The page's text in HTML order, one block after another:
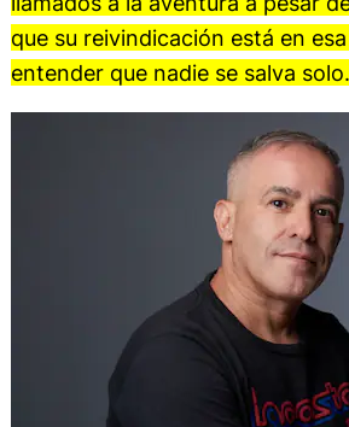
que su reivindicación está en
entender que nadie se salva solo.